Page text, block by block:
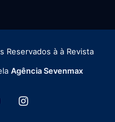
à à Revista
Agência Sevenmax
Instagram